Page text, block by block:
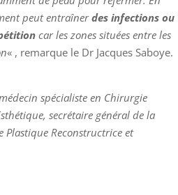
peut entraînerdes infections ou
car les zones situées entre les
« , remarque le Dr Jacques Saboye.
spécialiste en Chirurgie
secrétaire général de la
Plastique Reconstructrice et